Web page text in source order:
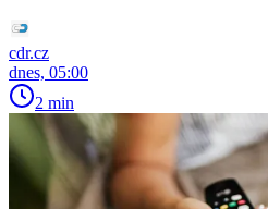
cdr.cz
dnes, 05:00
2 min